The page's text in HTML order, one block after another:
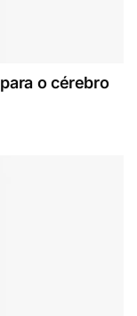
o cérebro